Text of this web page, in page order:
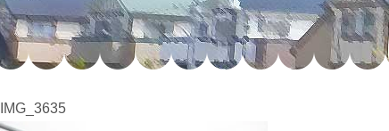
IMG_3635